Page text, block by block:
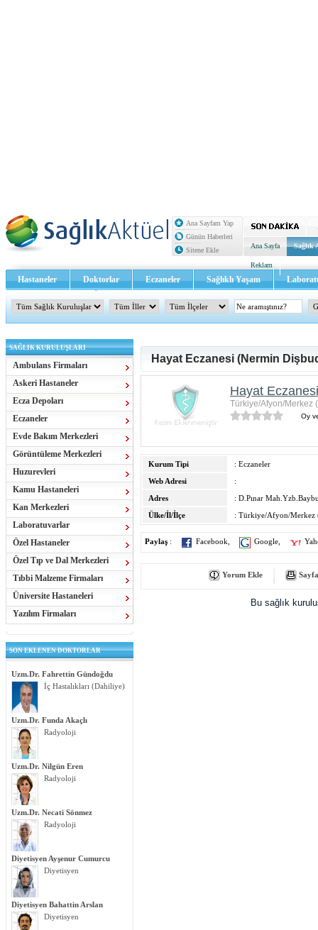
Ana Sayfam Yap
Günün Haberleri
Sitene Ekle
Ana Sayfa Sağlık
Reklam
Hastaneler Doktorlar Eczaneler Sağlıklı Yaşam
Sağlık TV - Video İletişim
SAĞLIK KURULUŞLARI
Ambulans Firmaları
Askeri Hastaneler
Ecza Depoları
Eczaneler
Evde Bakım Merkezleri
Görüntüleme Merkezleri
Huzurevleri
Kamu Hastaneleri
Kan Merkezleri
Laboratuvarlar
Özel Hastaneler
Özel Tıp ve Dal Merkezleri
Tıbbi Malzeme Firmaları
Üniversite Hastaneleri
Yazılım Firmaları
SON EKLENEN DOKTORLAR
Uzm.Dr. Fahrettin Gündoğdu
İç Hastalıkları (Dahiliye)
Uzm.Dr. Funda Akaçlı
Radyoloji
Uzm.Dr. Nilgün Eren
Radyoloji
Uzm.Dr. Necati Sönmez
Radyoloji
Diyetisyen Ayşenur Cumurcu
Diyetisyen
Diyetisyen Bahattin Arslan
Diyetisyen
Hayat Eczanesi (Nermin
Hayat
Türkiye/Afyon/Merkez
Oy
Kurum Tipi
: Eczaneler
Web Adresi
:
Adres
: D.Pınar
Ülke/İl/İlçe
: Türkiye/Afyon/Merkez
Paylaş : Facebook Google
Yorum Ekle
Bu sağlık